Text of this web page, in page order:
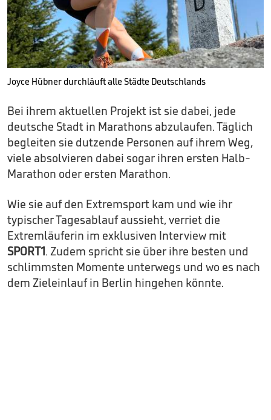
Joyce Hübner durchläuft alle Städte Deutschlands
Bei ihrem aktuellen Projekt ist sie dabei, jede
deutsche Stadt in Marathons abzulaufen. Täglich
begleiten sie dutzende Personen auf ihrem Weg,
viele absolvieren dabei sogar ihren ersten Halb-
Marathon oder ersten Marathon.
Wie sie auf den Extremsport kam und wie ihr
typischer Tagesablauf aussieht, verriet die
Extremläuferin im exklusiven Interview mit
SPORT1. Zudem spricht sie über ihre besten und
schlimmsten Momente unterwegs und wo es nach
dem Zieleinlauf in Berlin hingehen könnte.